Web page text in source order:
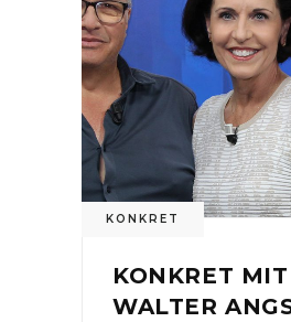
KONKRET
KONKRET MIT
WALTER